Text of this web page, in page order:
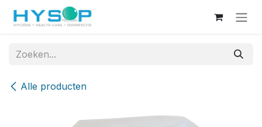
Overslaan naar inhoud
Alle producten